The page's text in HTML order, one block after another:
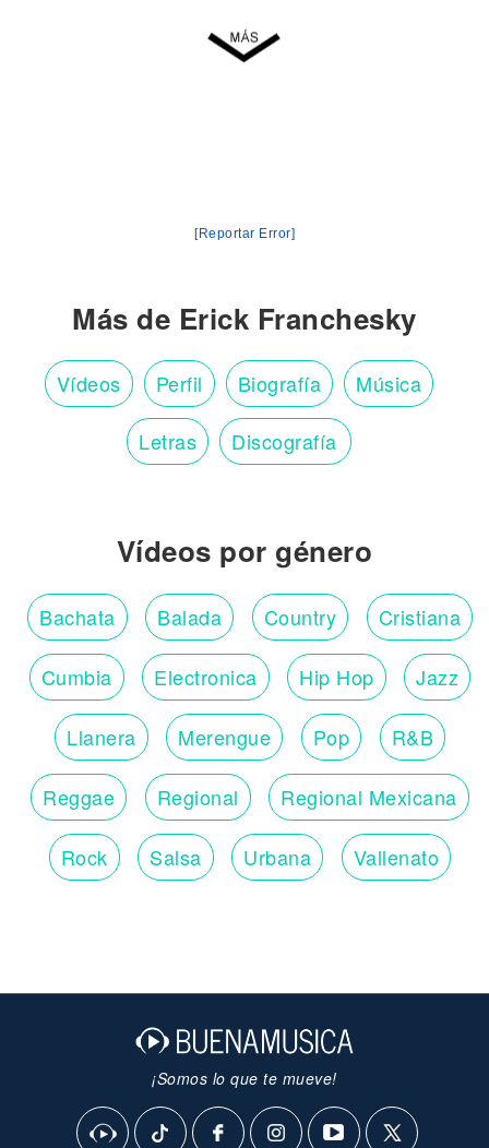
[Reportar Error]
Más de Erick Franchesky
Vídeos Perfil Biografía Música
Letras Discografía
Vídeos por género
Bachata Balada Country Cristiana
Cumbia Electronica Hip Hop Jazz
Llanera Merengue Pop R&B
Reggae Regional Regional Mexicana
Rock Salsa Urbana Vallenato
¡Somos lo que te mueve!